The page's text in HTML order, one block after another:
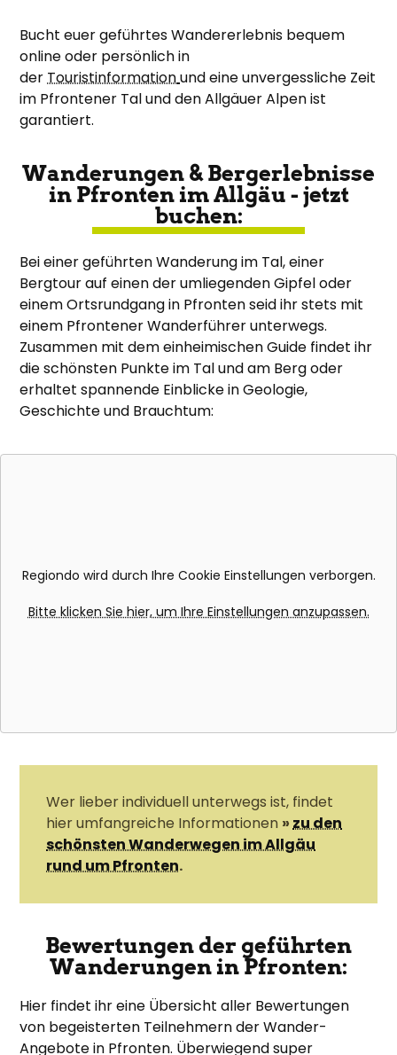
Bucht euer geführtes Wandererlebnis bequem
online oder persönlich in
derTouristinformationund eine unvergessliche Zeit
im Pfrontener Tal und den Allgäuer Alpen ist
garantiert.
Wanderungen & Bergerlebnisse
in Pfronten im Allgäu - jetzt
buchen:
Bei einer geführten Wanderung im Tal, einer
Bergtour auf einen der umliegenden Gipfel oder
einem Ortsrundgang in Pfronten seid ihr stets mit
einem Pfrontener Wanderführer unterwegs.
Zusammen mit dem einheimischen Guide findet ihr
die schönsten Punkte im Tal und am Berg oder
erhaltet spannende Einblicke in Geologie,
Geschichte und Brauchtum:
Regiondo wird durch Ihre Cookie Einstellungen verborgen.
Bitte klicken Sie hier, um Ihre Einstellungen anzupassen.
Wer lieber individuell unterwegs ist, findet
hier umfangreiche Informationen »zu den
schönsten Wanderwegen im Allgäu
rund um Pfronten.
Bewertungen der geführten
Wanderungen in Pfronten:
Hier findet ihr eine Übersicht aller Bewertungen
von begeisterten Teilnehmern der Wander-
Angebote in Pfronten. Überwiegend super